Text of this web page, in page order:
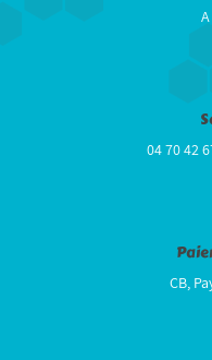
04 70 42
CB,